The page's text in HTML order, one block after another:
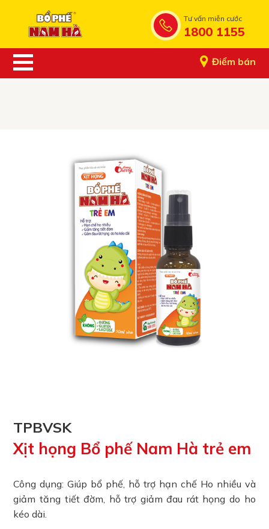
Tư vấn miễn cước
1800 1155
Điểm bán
TPBVSK
Xịt họng Bổ phế Nam Hà trẻ em
Công dụng: Giúp bổ phế, hỗ trợ hạn chế Ho nhiều và
giảm tăng tiết đờm, hỗ trợ giảm đau rát họng do ho
kéo dài.